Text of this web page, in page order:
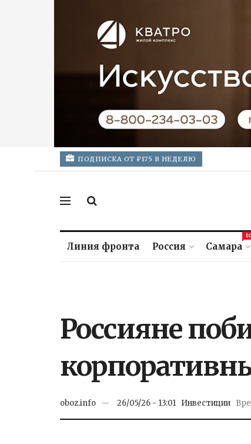
ПОДПИСКА ОТ ₽175 В НЕДЕЛЮ
Линия фронта Россия Самара
Россияне
oboz.info 26/05/26 - 13:01 Инвестиции